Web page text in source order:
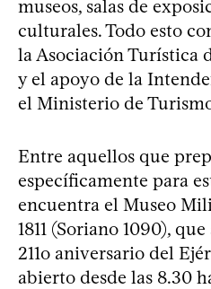
museos, salas de
culturales. Todo esto
la Asociación Turística
y el apoyo de la
el Ministerio de
Entre aquellos que
específicamente para
encuentra el Museo
1811 (Soriano 1090),
211o aniversario del
abierto desde las 8.30